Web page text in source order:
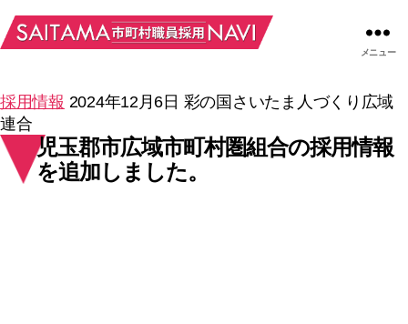
メニュー
採用情報 2024年12月6日 彩の国さいたま人づくり広域
連合
児玉郡市広域市町村圏組合の採用情報
を追加しました。